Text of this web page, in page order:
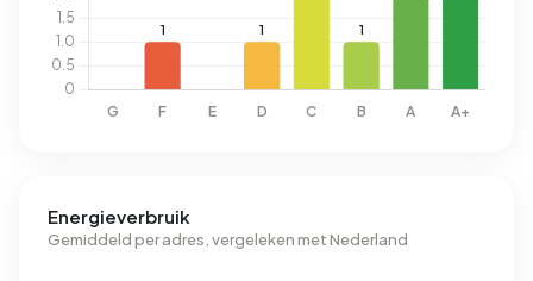
Energieverbruik
Gemiddeld per adres, vergeleken met Nederland